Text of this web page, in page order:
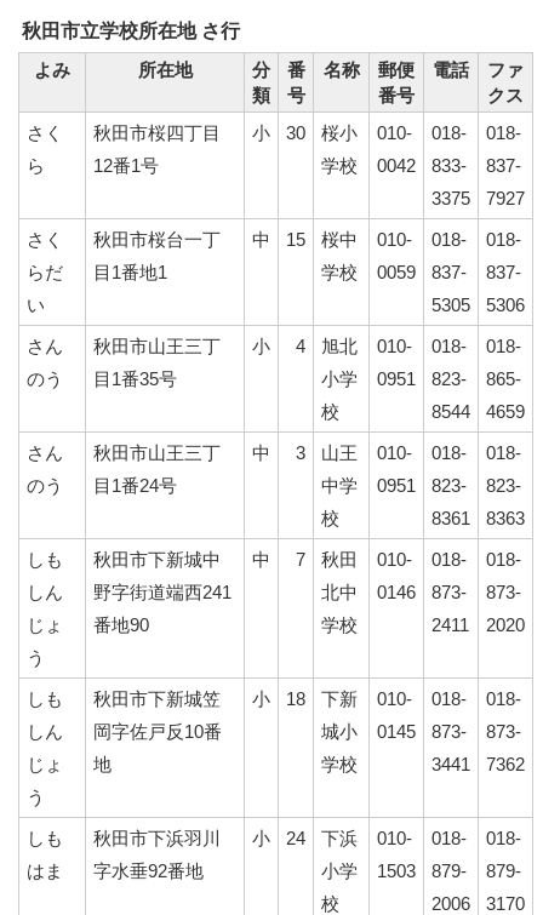
秋田市立学校所在地 さ行
よみ
所在地
分
類
番
号
名称
郵便
番号
電話
ファ
クス
さく
ら
秋田市桜四丁目
12番1号
小 30
桜小
学校
010-
0042
018-
833-
3375
018-
837-
7927
さく
らだ
い
秋田市桜台一丁
目1番地1
中 15
桜中
学校
010-
0059
018-
837-
5305
018-
837-
5306
さん
のう
秋田市山王三丁
目1番35号
小 4
旭北
小学
校
010-
0951
018-
823-
8544
018-
865-
4659
さん
のう
秋田市山王三丁
目1番24号
中 3
山王
中学
校
010-
0951
018-
823-
8361
018-
823-
8363
しも
しん
じょ
う
秋田市下新城中
野字街道端西241
番地90
中 7
秋田
北中
学校
010-
0146
018-
873-
2411
018-
873-
2020
しも
しん
じょ
う
秋田市下新城笠
岡字佐戸反10番
地
小 18
下新
城小
学校
010-
0145
018-
873-
3441
018-
873-
7362
しも
はま
秋田市下浜羽川
字水垂92番地
小 24
下浜
小学
校
010-
1503
018-
879-
2006
018-
879-
3170